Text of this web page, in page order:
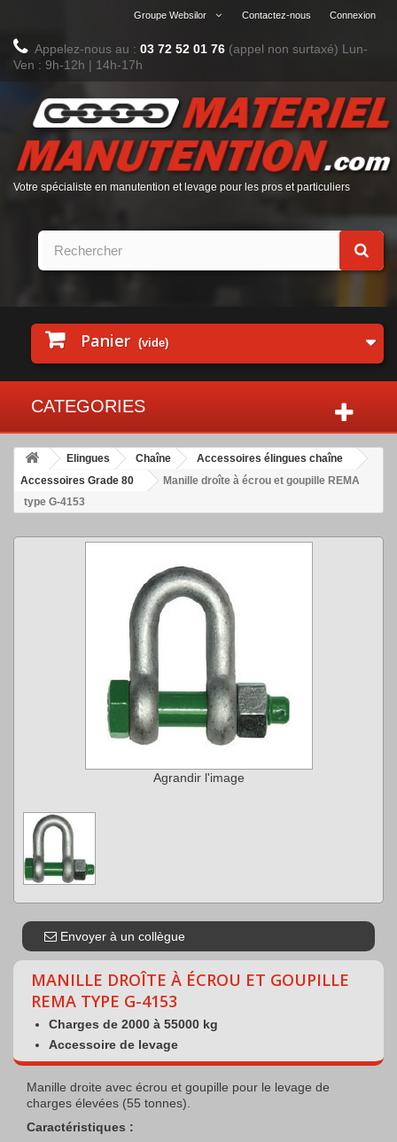
Connexion
Contactez-nous
Groupe Websilor
Appelez-nous au : 03 72 52 01 76 (appel non surtaxé) Lun-
Ven : 9h-12h | 14h-17h
Votre spécialiste en manutention et levage pour les pros et particuliers
Panier (vide)
CATEGORIES
Elingues Chaîne
Accessoires élingues chaîne
Accessoires Grade 80
Manille droîte à écrou et goupille REMA
type G-4153
Agrandir l'image
Envoyer à un collègue
MANILLE DROÎTE À ÉCROU ET GOUPILLE
REMA TYPE G-4153
Charges de 2000 à 55000 kg
Accessoire de levage
Manille droite avec écrou et goupille pour le levage de
charges élevées (55 tonnes).
Caractéristiques :